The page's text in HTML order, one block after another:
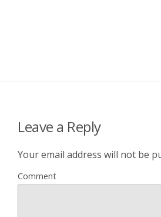
Leave a Reply
Your email address will not be
Comment